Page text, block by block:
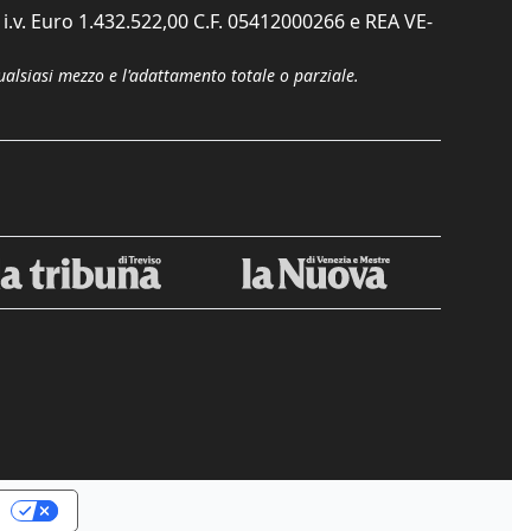
Euro 1.432.522,00 C.F. 05412000266 e REA VE-
mezzo e l'adattamento totale o parziale.